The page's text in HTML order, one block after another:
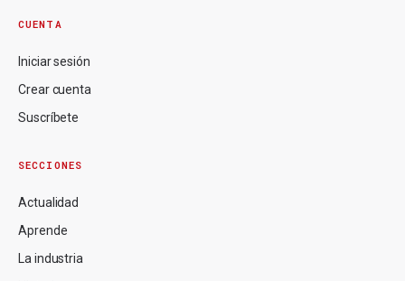
CUENTA
Iniciar sesión
Crear cuenta
Suscríbete
SECCIONES
Actualidad
Aprende
La industria